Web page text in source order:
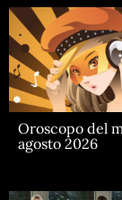
Oroscopo del
agosto 2026